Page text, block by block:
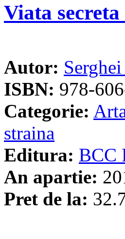
Viata
Autor:
ISBN: 978-
Categorie:
straina
Editura: BCC
An apartie:
Pret de la: